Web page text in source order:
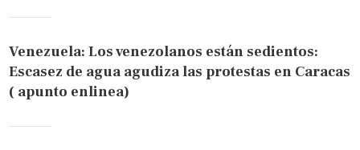
Venezuela: Los venezolanos están sedientos:
Escasez de agua agudiza las protestas en Caracas
( apunto enlinea)